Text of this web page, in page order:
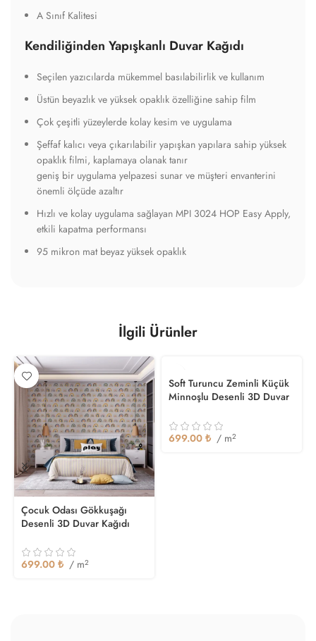
A Sınıf Kalitesi
Kendiliğinden Yapışkanlı Duvar Kağıdı
Seçilen yazıcılarda mükemmel basılabilirlik ve kullanım
Üstün beyazlık ve yüksek opaklık özelliğine sahip film
Çok çeşitli yüzeylerde kolay kesim ve uygulama
Şeffaf kalıcı veya çıkarılabilir yapışkan yapılara sahip yüksek
opaklık filmi, kaplamaya olanak tanır
geniş bir uygulama yelpazesi sunar ve müşteri envanterini
önemli ölçüde azaltır
Hızlı ve kolay uygulama sağlayan MPI 3024 HOP Easy Apply,
etkili kapatma performansı
95 mikron mat beyaz yüksek opaklık
İlgili Ürünler
Çocuk Odası Gökkuşağı
Desenli 3D Duvar Kağıdı
699.00 ₺ / m2
Soft Turuncu Zeminli Küçük
Minnoşlu Desenli 3D Duvar
699.00 ₺ / m2